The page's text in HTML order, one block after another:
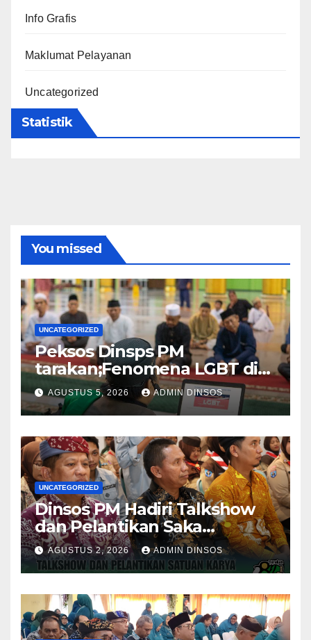
Info Grafis
Maklumat Pelayanan
Uncategorized
Statistik
You missed
UNCATEGORIZED
Peksos Dinsps PM
tarakan;Fenomena LGBT di
Sekitar Kita, Apa yang Harus
Dilakukan?
AGUSTUS 5, 2026 ADMIN DINSOS
UNCATEGORIZED
Dinsos PM Hadiri Talkshow
dan Pelantikan Saka
Pramuka Anti Narkotika Kota
Tarakan
AGUSTUS 2, 2026 ADMIN DINSOS